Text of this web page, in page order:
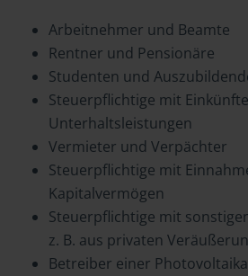
Arbeitnehmer und Beamte
Rentner und Pensionäre
Studenten und
Steuerpflichtige mit
Unterhaltsleistungen
Vermieter und Verpächter
Steuerpflichtige mit
Kapitalvermögen
Steuerpflichtige mit
z. B. aus privaten
Betreiber einer